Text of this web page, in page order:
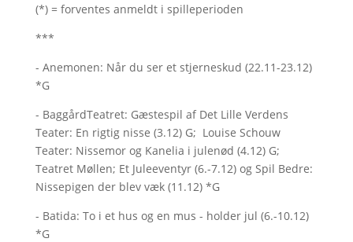
(*) = forventes anmeldt i spilleperioden
***
- Anemonen: Når du ser et stjerneskud (22.11-23.12)
*G
- BaggårdTeatret: Gæstespil af Det Lille Verdens
Teater: En rigtig nisse (3.12) G; Louise Schouw
Teater: Nissemor og Kanelia i julenød (4.12) G;
Teatret Møllen; Et Juleeventyr (6.-7.12) og Spil Bedre:
Nissepigen der blev væk (11.12) *G
- Batida: To i et hus og en mus - holder jul (6.-10.12)
*G